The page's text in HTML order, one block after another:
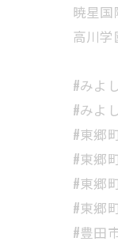
暁星国
高川学
#みよ
#みよ
#東郷
#東郷
#東郷
#東郷
#豊田